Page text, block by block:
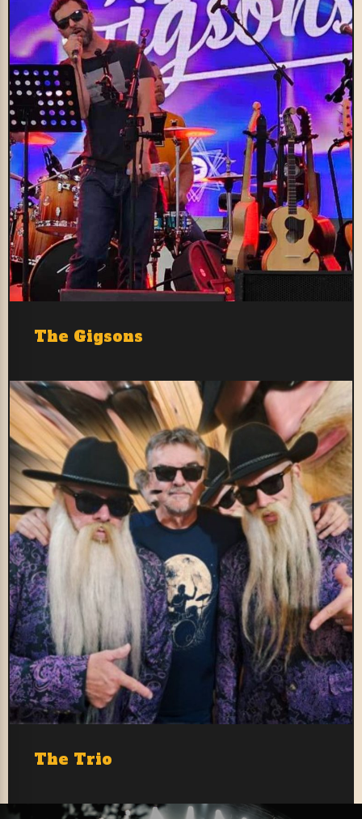
The Gigsons
The Trio